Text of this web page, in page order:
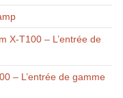
X-T100 – L’entrée de
– L’entrée de gamme